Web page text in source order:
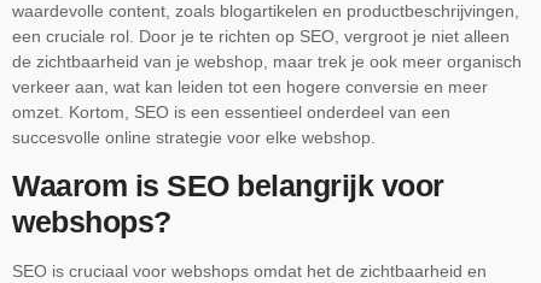
waardevolle content, zoals blogartikelen en productbeschrijvingen,
een cruciale rol. Door je te richten op SEO, vergroot je niet alleen
de zichtbaarheid van je webshop, maar trek je ook meer organisch
verkeer aan, wat kan leiden tot een hogere conversie en meer
omzet. Kortom, SEO is een essentieel onderdeel van een
succesvolle online strategie voor elke webshop.
Waarom is SEO belangrijk voor
webshops?
SEO is cruciaal voor webshops omdat het de zichtbaarheid en